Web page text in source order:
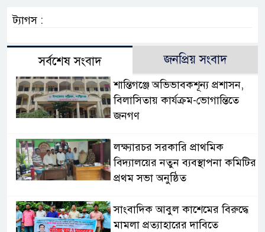
ট্যাগস :
সর্বশেষ সংবাদ জনপ্রিয় সংবাদ
‎শান্তিগঞ্জে অভিভাবকশূন্য প্রশাসন,
‎বিলাসিতায় কার্যক্রম-ভোগান্তিতে
জনগণ ‎
লক্ষ্যারচর সরকারি প্রাথমিক
বিদ্যালয়ের নতুন ব্যবস্থাপনা কমিটির
প্রথম সভা অনুষ্ঠিত
সাংবাদিক আবুল কাশেমের বিরুদ্ধে
মামলা প্রত্যাহারের দাবিতে